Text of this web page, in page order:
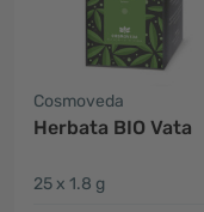
Cosmoveda
Herbata BIO Vata
25 x 1.8 g